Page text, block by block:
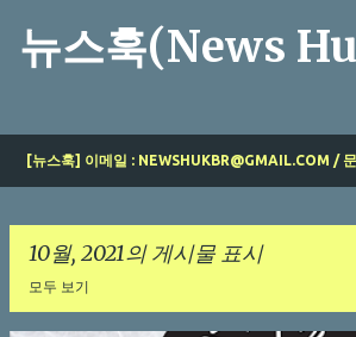
기본 콘텐츠로 건너뛰
뉴스훅(News
[뉴스훅] 이메일 : NEWSHUKBR@GMAIL.COM /
10월, 2021의 게시물 표시
모두 보기